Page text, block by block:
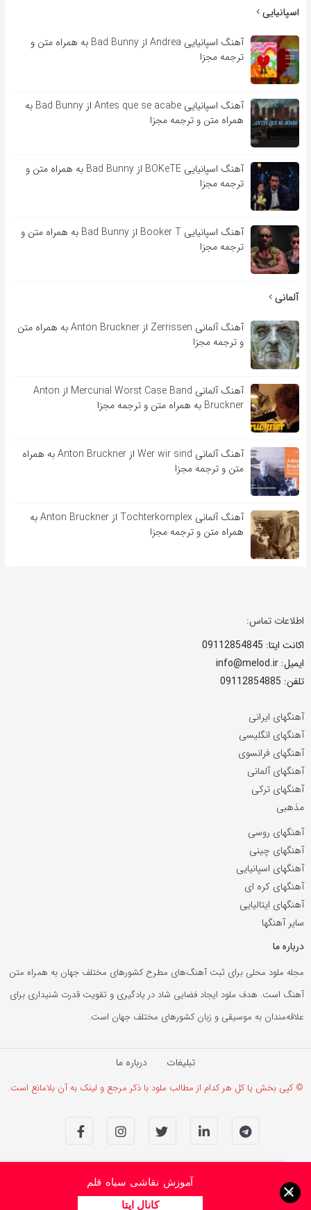
اسپانیایی
آهنگ اسپانیایی Andrea از Bad Bunny به همراه متن و
ترجمه مجزا
آهنگ اسپانیایی Antes que se acabe از Bad Bunny به
همراه متن و ترجمه مجزا
آهنگ اسپانیایی BOKeTE از Bad Bunny به همراه متن و
ترجمه مجزا
آهنگ اسپانیایی Booker T از Bad Bunny به همراه متن و
ترجمه مجزا
آلمانی
آهنگ آلمانی Zerrissen از Anton Bruckner به همراه متن
و ترجمه مجزا
آهنگ آلمانی Mercurial Worst Case Band از Anton
Bruckner به همراه متن و ترجمه مجزا
آهنگ آلمانی Wer wir sind از Anton Bruckner به همراه
متن و ترجمه مجزا
آهنگ آلمانی Tochterkomplex از Anton Bruckner به
همراه متن و ترجمه مجزا
اطلاعات تماس:
اکانت ایتا: 09112854845
ایمیل: info@melod.ir
تلفن: 09112854885
آهنگهای ایرانی
آهنگهای انگلیسی
آهنگهای فرانسوی
آهنگهای آلمانی
آهنگهای ترکی
مذهبی
آهنگهای روسی
آهنگهای چینی
آهنگهای اسپانیایی
آهنگهای کره ای
آهنگهای ایتالیایی
سایر آهنگها
درباره ما
مجله ملود محلی برای ثبت آهنگ‌های مطرح کشورهای مختلف جهان به همراه متن
آهنگ است. هدف ملود ایجاد فضایی شاد در یادگیری و تقویت قدرت شنیداری برای
علاقه‌مندان به موسیقی و زبان کشورهای مختلف جهان است.
تبلیغات درباره ما
© کپی بخش یا کل هر کدام از مطالب ملود با ذکر مرجع و لینک به آن بلامانع است.
آموزش نقاشی سیاه قلم
کانال ایتا
×